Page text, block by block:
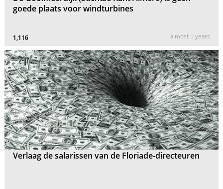
goede plaats voor windturbines
1,116 almost 5 years
Verlaag de salarissen van de Floriade-directeuren